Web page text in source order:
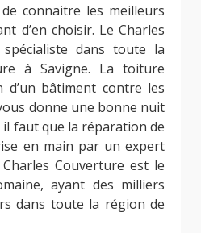
connaitre les meilleurs
d’en choisir. Le Charles
dans toute la
à Savigne. La toiture
bâtiment contre les
donne une bonne nuit
il faut que la réparation de
en main par un expert
Couverture est le
ayant des milliers
dans toute la région de